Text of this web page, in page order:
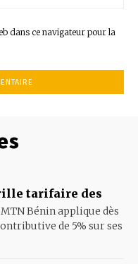
dans ce navigateur pour la
tarifaire des
MTN Bénin applique dès
de 5% sur ses